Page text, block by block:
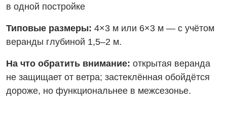
в одной постройке
Типовые размеры: 4×3 м или 6×3 м — с учётом
веранды глубиной 1,5–2 м.
На что обратить внимание: открытая веранда
не защищает от ветра; застеклённая обойдётся
дороже, но функциональнее в межсезонье.